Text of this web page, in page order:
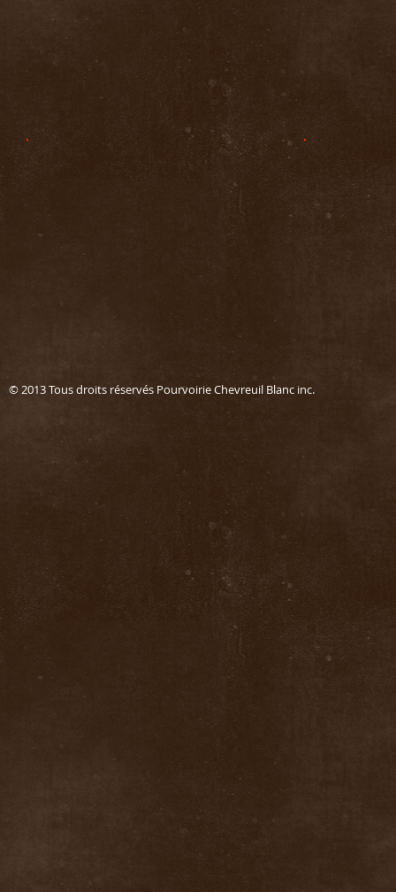
© 2013 Tous droits réservés Pourvoirie Chevreuil Blanc